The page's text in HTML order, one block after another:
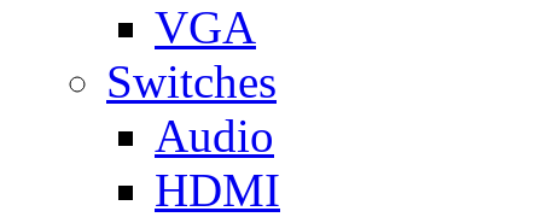
VGA
Switches
Audio
HDMI